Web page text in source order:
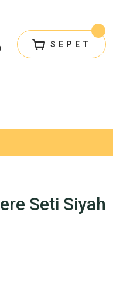
SEPET
Seti Siyah